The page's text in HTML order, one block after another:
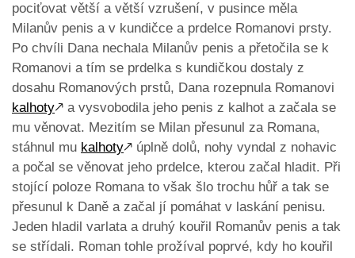
pociťovat větší a větší vzrušení, v pusince měla
Milanův penis a v kundičce a prdelce Romanovi prsty.
Po chvíli Dana nechala Milanův penis a přetočila se k
Romanovi a tím se prdelka s kundičkou dostaly z
dosahu Romanových prstů, Dana rozepnula Romanovi
kalhoty🡕 a vysvobodila jeho penis z kalhot a začala se
mu věnovat. Mezitím se Milan přesunul za Romana,
stáhnul mu kalhoty🡕 úplně dolů, nohy vyndal z nohavic
a počal se věnovat jeho prdelce, kterou začal hladit. Při
stojící poloze Romana to však šlo trochu hůř a tak se
přesunul k Daně a začal jí pomáhat v laskání penisu.
Jeden hladil varlata a druhý kouřil Romanův penis a tak
se střídali. Roman tohle prožíval poprvé, kdy ho kouřil